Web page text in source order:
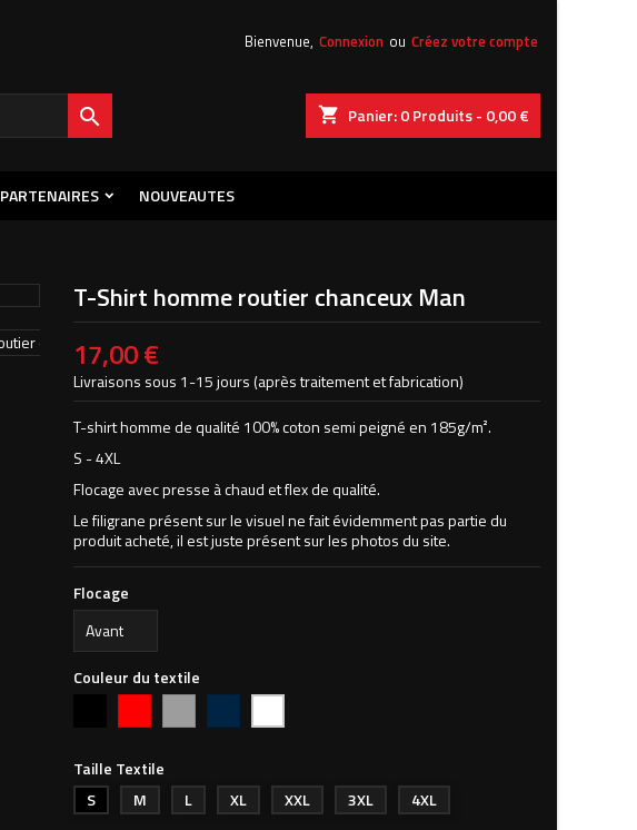
Bienvenue, Connexion ou Créez votre compte
shopping_cart Panier:0Produits - 0,00 €

PARTENAIRES NOUVEAUTES
T-Shirt homme routier chanceux Man
17,00 €
Livraisons sous 1-15 jours (après traitement et fabrication)
T-shirt homme de qualité 100% coton semi peigné en 185g/m².
S - 4XL
Flocage avec presse à chaud et flex de qualité.
Le filigrane présent sur le visuel ne fait évidemment pas partie du
produit acheté, il est juste présent sur les photos du site.
Flocage
Couleur du textile
Rouge
chiné navy
Blanc
Taille Textile
S
M L XL XXL 3XL 4XL